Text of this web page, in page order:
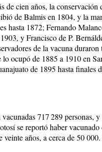
de cien años, la conservación
de Balmis en 1804, y la
hasta 1872; Fernando
y Francisco de P.
de la vacuna
ocupó de 1885 a 1910 en
de 1895 hasta finales
717 289 personas,
se reportó haber
años, a cerca de 50 000.